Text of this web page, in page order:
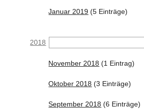
Januar 2019 (5 Einträge)
2018
November 2018 (1 Eintrag)
Oktober 2018 (3 Einträge)
September 2018 (6 Einträge)